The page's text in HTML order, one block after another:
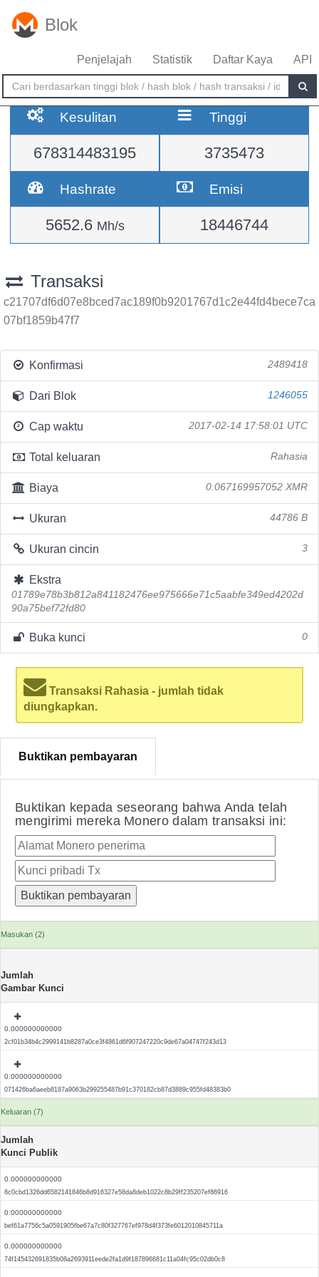
Blok
Penjelajah Statistik Daftar Kaya API
Kesulitan
678314483195
Tinggi
3735473
Hashrate
5652.6 Mh/s
Emisi
18446744
Transaksi
c21707df6d07e8bced7ac189f0b9201767d1c2e44fd4bece7ca
07bf1859b47f7
Konfirmasi 2489418
Dari Blok 1246055
Cap waktu 2017-02-14 17:58:01 UTC
Total keluaran Rahasia
Biaya 0.067169957052 XMR
Ukuran 44786 B
Ukuran cincin 3
Ekstra
01789e78b3b812a841182476ee975666e71c5aabfe349ed4202d
90a75bef72fd80
Buka kunci 0
Transaksi Rahasia - jumlah tidak
diungkapkan.
Buktikan pembayaran
Buktikan kepada seseorang bahwa Anda telah
mengirimi mereka Monero dalam transaksi ini:
Masukan (2)
Jumlah
Gambar Kunci
0.000000000000
2cf01b34b4c2999141b8287a0ce3f4861d6f907247220c9de67a04747f243d13
0.000000000000
071426ba6aeeb8187a9063b299255487b91c370182cb87d3889c955fd48383b0
Keluaran (7)
Jumlah
Kunci Publik
0.000000000000
8c0cbd1326dd6582141846b8d916327e58da8deb1022c8b29ff235207ef86916
0.000000000000
bef61a7756c5a0591905fbe67a7c80f327767ef978d4f373fe6012010845711a
0.000000000000
74f145432691835b08a2693911eede2fa1d9f187896681c11a04fc95c02db0c8